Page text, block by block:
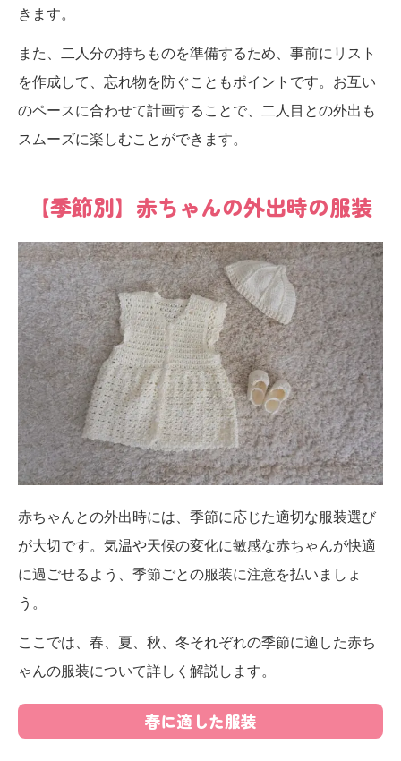
きます。
また、二人分の持ちものを準備するため、事前にリスト
を作成して、忘れ物を防ぐこともポイントです。お互い
のペースに合わせて計画することで、二人目との外出も
スムーズに楽しむことができます。
【季節別】赤ちゃんの外出時の服装
赤ちゃんとの外出時には、季節に応じた適切な服装選び
が大切です。気温や天候の変化に敏感な赤ちゃんが快適
に過ごせるよう、季節ごとの服装に注意を払いましょ
う。
ここでは、春、夏、秋、冬それぞれの季節に適した赤ち
ゃんの服装について詳しく解説します。
春に適した服装